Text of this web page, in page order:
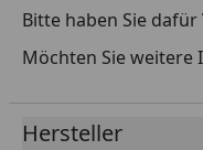
Bitte haben Sie
Möchten Sie
Hersteller